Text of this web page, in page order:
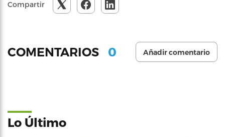
Compartir
COMENTARIOS 0 Añadir comentario
Lo Último